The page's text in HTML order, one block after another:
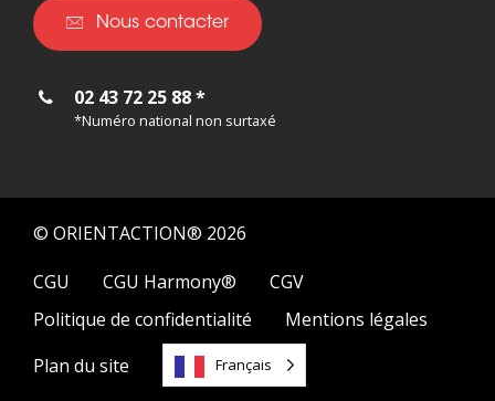
Nous contacter
02 43 72 25 88 *
*Numéro national non surtaxé
© ORIENTACTION® 2026
CGU
CGU Harmony®
CGV
Politique de confidentialité
Mentions légales
Plan du site
Français